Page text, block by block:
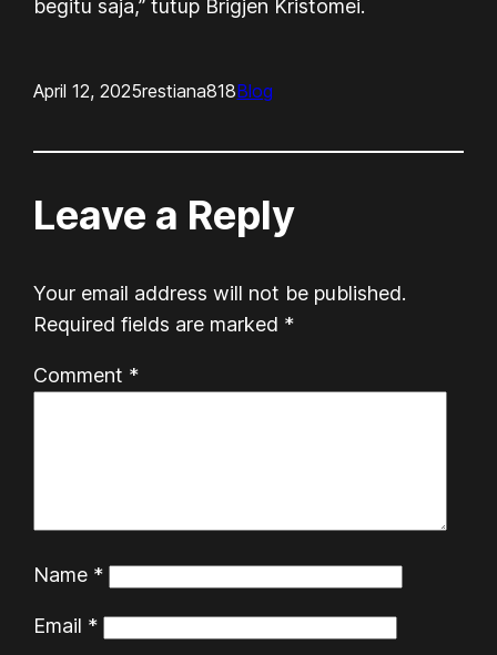
begitu saja,” tutup Brigjen Kristomei.
April 12, 2025restiana818Blog
Leave a Reply
Your email address will not be published.
Required fields are marked *
Comment *
Name *
Email *